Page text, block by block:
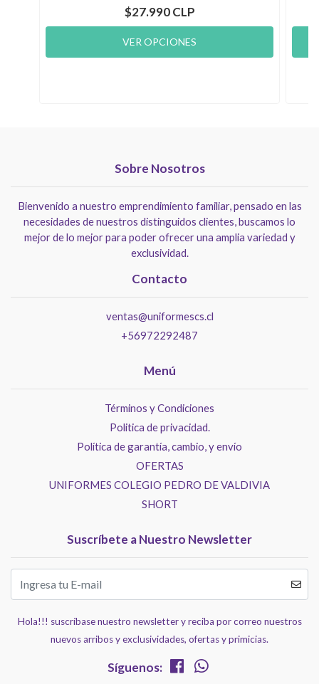
$27.990 CLP
VER OPCIONES
Sobre Nosotros
Bienvenido a nuestro emprendimiento familiar, pensado en las
necesidades de nuestros distinguidos clientes, buscamos lo
mejor de lo mejor para poder ofrecer una amplia variedad y
exclusividad.
Contacto
ventas@uniformescs.cl
+56972292487
Menú
Términos y Condiciones
Politica de privacidad.
Política de garantía, cambio, y envío
OFERTAS
UNIFORMES COLEGIO PEDRO DE VALDIVIA
SHORT
Suscríbete a Nuestro Newsletter
Hola!!! suscríbase nuestro newsletter y reciba por correo nuestros
nuevos arribos y exclusividades, ofertas y primicias.
Síguenos: